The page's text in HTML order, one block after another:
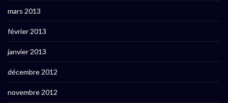
mars 2013
février 2013
janvier 2013
décembre 2012
novembre 2012